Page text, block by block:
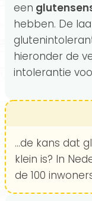
een
hebben. De
hieronder de
intolerantie
...de kans dat
klein is? In
de 100